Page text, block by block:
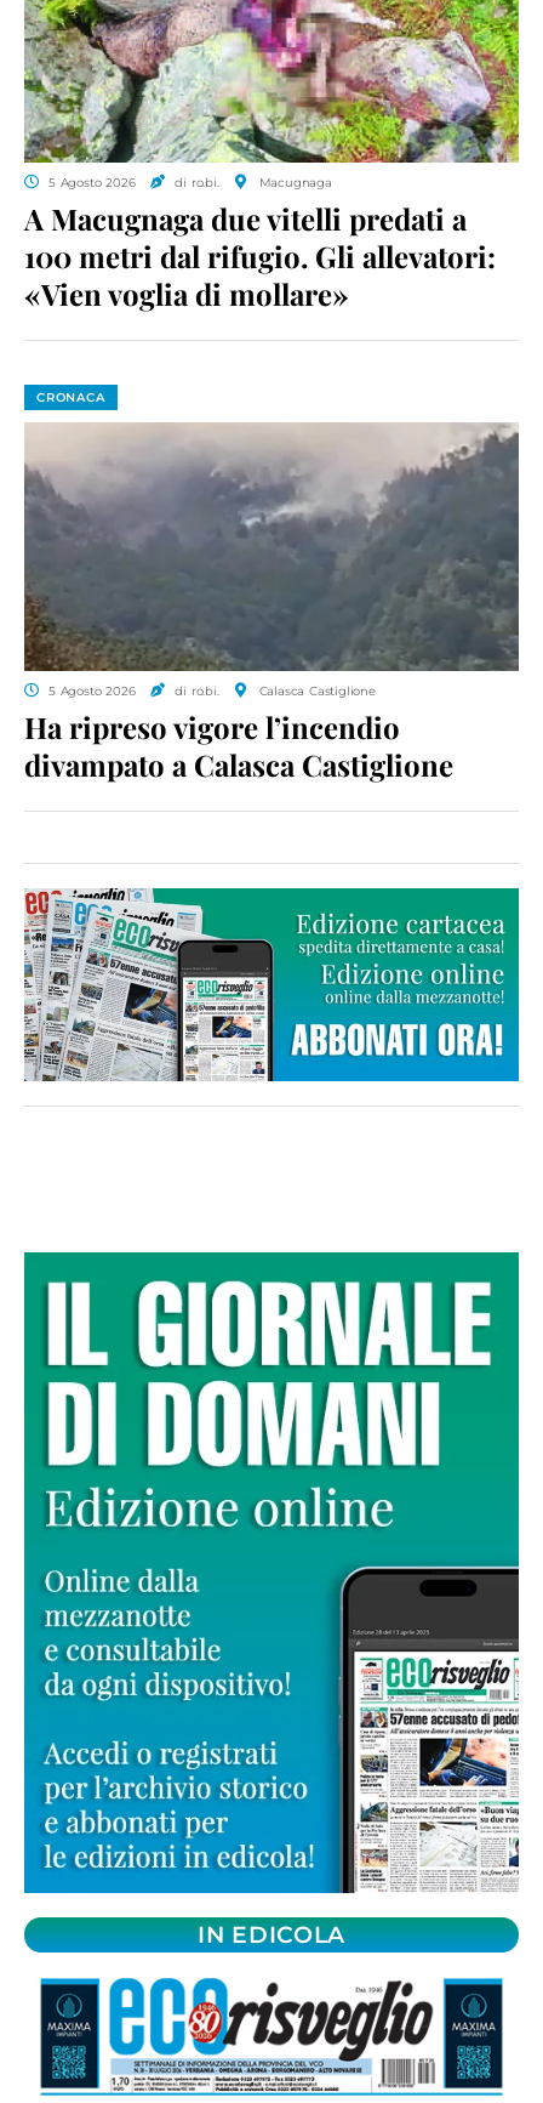
5 Agosto 2026 di ro.bi. Macugnaga
A Macugnaga due vitelli predati a
100 metri dal rifugio. Gli allevatori:
«Vien voglia di mollare»
CRONACA
5 Agosto 2026 di ro.bi. Calasca Castiglione
Ha ripreso vigore l’incendio
divampato a Calasca Castiglione
IN EDICOLA